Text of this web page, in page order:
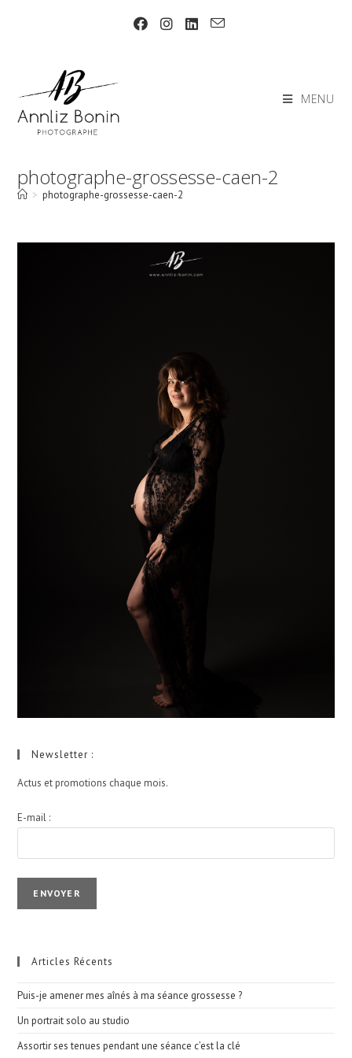
MENU
photographe-grossesse-caen-2
> photographe-grossesse-caen-2
Newsletter :
Actus et promotions chaque mois.
E-mail :
Articles Récents
Puis-je amener mes aînés à ma séance grossesse ?
Un portrait solo au studio
Assortir ses tenues pendant une séance c’est la clé